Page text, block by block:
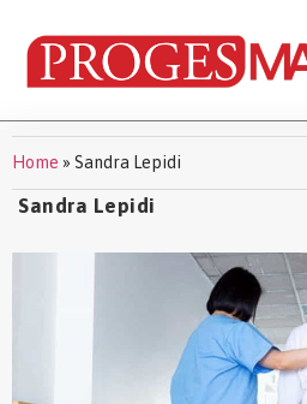
Home » Sandra Lepidi
Sandra Lepidi